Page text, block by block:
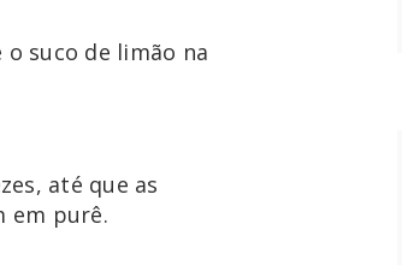
suco de limão na
até que as